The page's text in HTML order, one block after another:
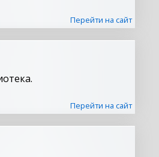
Перейти на сайт
Перейти на сайт